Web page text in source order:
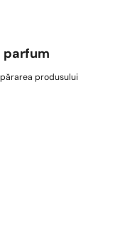
parfum
produsului